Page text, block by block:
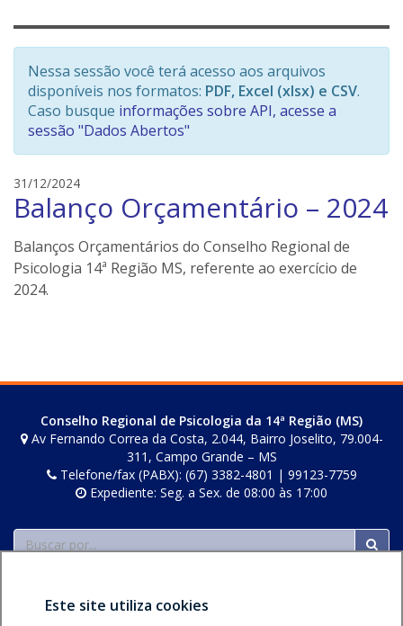
Nessa sessão você terá acesso aos arquivos
disponíveis nos formatos: PDF, Excel (xlsx) e CSV.
Caso busque informações sobre API, acesse a
sessão "Dados Abertos"
31/12/2024e
d
s
o
n
s
Balanço Orçamentário – 2024
Balanços Orçamentários do Conselho Regional de
Psicologia 14ª Região MS, referente ao exercício de
2024.
Conselho Regional de Psicologia da 14ª Região (MS)
Av Fernando Correa da Costa, 2.044, Bairro Joselito, 79.004-
311, Campo Grande – MS
Telefone/fax (PABX): (67) 3382-4801 | 99123-7759
Expediente: Seg. a Sex. de 08:00 às 17:00
Buscar
Este site utiliza cookies